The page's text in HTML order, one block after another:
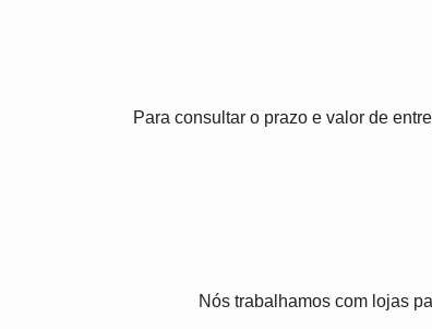
Para consultar o prazo e valor de
Nós trabalhamos com lojas